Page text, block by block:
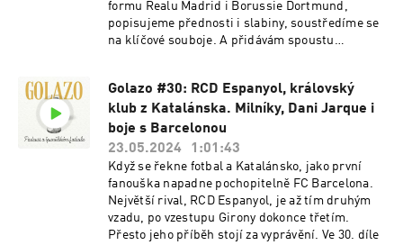
formu Realu Madrid i Borussie Dortmund,
popisujeme přednosti i slabiny, soustředíme se
na klíčové souboje. A přidávám spoustu
Golazo #30: RCD Espanyol, královský
klub z Katalánska. Milníky, Dani Jarque i
boje s Barcelonou
23.05.2024
1:01:43
Když se řekne fotbal a Katalánsko, jako první
fanouška napadne pochopitelně FC Barcelona.
Největší rival, RCD Espanyol, je až tím druhým
vzadu, po vzestupu Girony dokonce třetím.
Přesto jeho příběh stojí za vyprávění. Ve 30. díle